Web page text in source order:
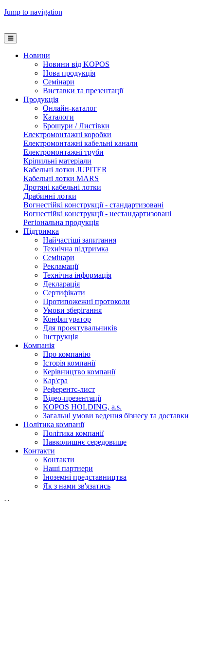
Jump to navigation
Новини
Новини від KOPOS
Нова продукція
Семінари
Виставки та презентації
Продукція
Онлайн-каталог
Каталоги
Брошури / Листівки
Електромонтажні коробки
Електромонтажні кабельні канали
Електромонтажні труби
Кріпильні матеріали
Кабельні лотки JUPITER
Кабельні лотки MARS
Дротяні кабельні лотки
Драбинні лотки
Вогнестійкі конструкції - стандартизовані
Вогнестійкі конструкції - нестандартизовані
Регіональна продукція
Підтримка
Найчастіші запитання
Технічна підтримка
Семінари
Рекламації
Технічна інформація
Декларація
Сертифікати
Протипожежні протоколи
Умови зберігання
Конфигуратор
Для проектувальників
Інструкція
Компанія
Про компанію
Історія компанії
Керівництво компанії
Кар'єра
Референтс-лист
Відео-презентації
KOPOS HOLDING, a.s.
Загальні умови ведення бізнесу та доставки
Політика компанії
Політика компанії
Навколишнє середовище
Контакти
Контакти
Наші партнери
Іноземні представництва
Як з нами зв'язатись
Пошук